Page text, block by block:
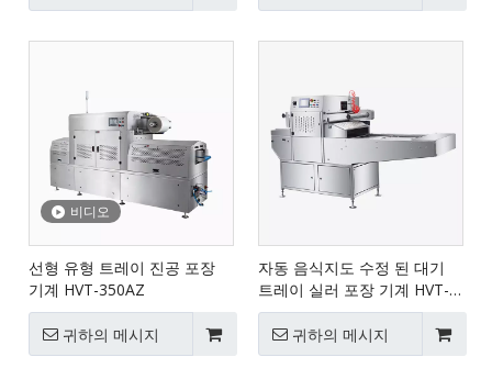
비디오
선형 유형 트레이 진공 포장
기계 HVT-350AZ
귀하의 메시지
자동 음식지도 수정 된 대기
트레이 실러 포장 기계 HVT-
450A
귀하의 메시지